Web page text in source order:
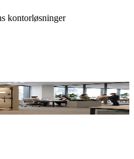
kontorløsninger